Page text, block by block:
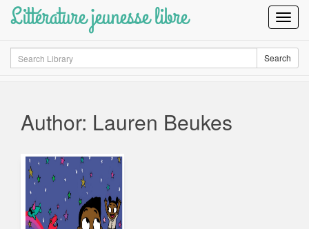
Littérature jeunesse libre
Search Search
Author: Lauren Beukes